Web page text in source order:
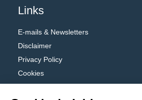
Links
E-mails & Newsletters
Disclaimer
Privacy Policy
Cookies